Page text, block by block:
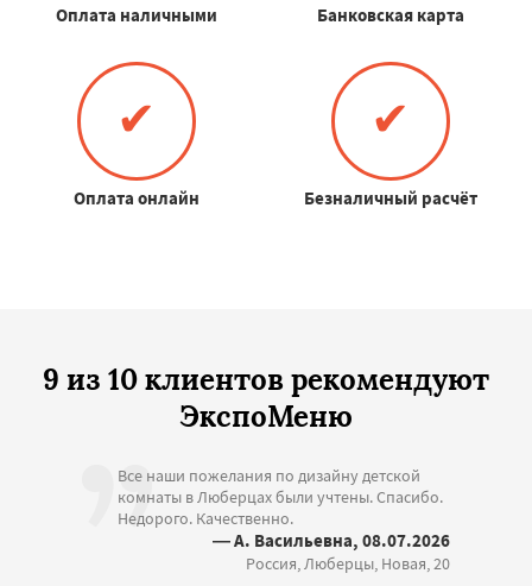
Оплата наличными Банковская карта
✔
Оплата онлайн
✔
Безналичный расчёт
9 из 10 клиентов рекомендуют
ЭкспоМеню
Все наши пожелания по дизайну детской
комнаты в Люберцах были учтены. Спасибо.
Недорого. Качественно.
— А. Васильевна, 08.07.2026
Россия, Люберцы, Новая, 20